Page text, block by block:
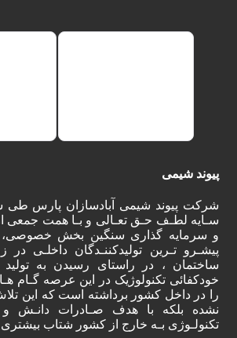
پیوند شیمی
شرکت پیوند شیمی آبادسازان پارس طی
سـایه لطـف حـق تعـالی و بـا همت جمعی
و سرمایه گذاری سنگین بخش خصوصی،
پیشـرو تـرین تولیدکننـدگان داخلـی
ساختمان ، در راستای رسیدن به
خودکفائی تکنولوژیک در این عرصه گـام
را در داخل کشور برداشته است که این
نشده بلکه با هدف صـادرات دانـش و
تکنولـوژی بـه خارج از کشور شتاب بیشتری